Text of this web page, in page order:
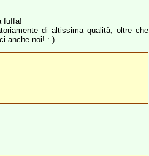
fuffa!
di altissima qualità, oltre che
anche noi! :-)